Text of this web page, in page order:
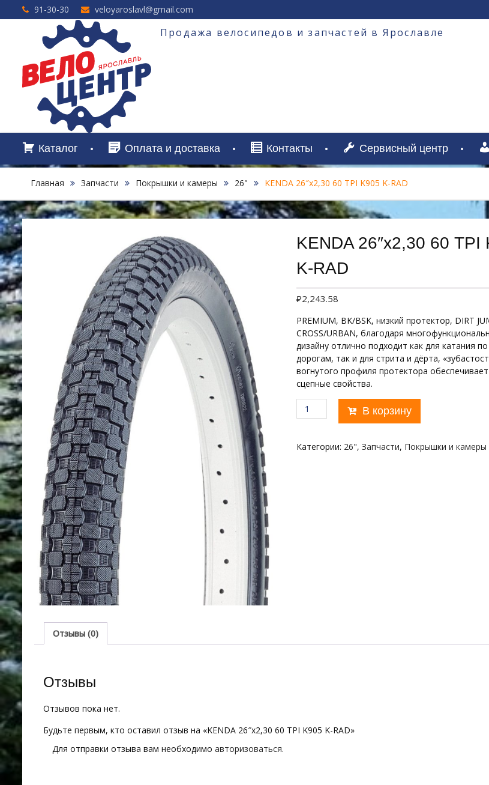
Перейти
к
91-30-30 veloyaroslavl@gmail.com
Продажа велосипедов и запчастей в Ярославле
Каталог Оплата и доставка Контакты Сервисный центр
Главная Запчасти Покрышки и камеры 26" KENDA 26″х2,30 60 TPI K905 K-RAD
KENDA 26″х2,30 60 TPI
K-RAD
₽2,243.58
PREMIUM, BK/BSK, низкий протектор, DIRT
CROSS/URBAN, благодаря
дизайну отлично подходит как для катания
дорогам, так и для стрита и дёрта,
вогнутого профиля протектора
сцепные свойства.
Количество
товара
26"х2,30
В корзину
Категории: 26", Запчасти, Покрышки и камеры
Отзывы (0)
Отзывы
Отзывов пока нет.
Будьте первым, кто оставил отзыв на «KENDA 26″х2,30 60 TPI K905 K-RAD»
Для отправки отзыва вам необходимо авторизоваться.